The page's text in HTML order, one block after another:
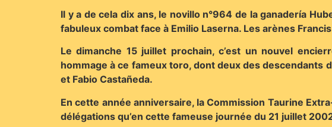
Il y a de cela dix ans, le novillo n°964 de la ganadería
fabuleux combat face à Emilio Laserna. Les arènes
Le dimanche 15 juillet prochain, c’est un nouvel
hommage à ce fameux toro, dont deux des descendants
et Fabio Castañeda.
En cette année anniversaire, la Commission Taurine
délégations qu’en cette fameuse journée du 21 juillet